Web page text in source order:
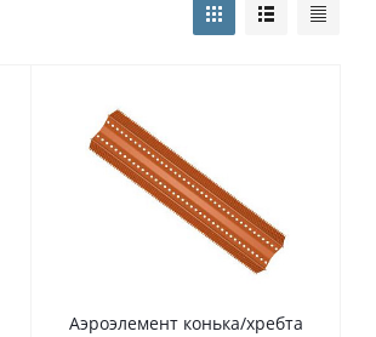
Аэроэлемент конька/хребта